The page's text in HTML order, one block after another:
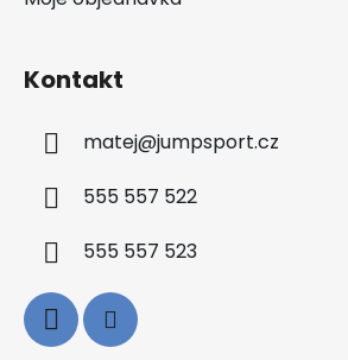
Kontakt
matej@jumpsport.cz
555 557 522
555 557 523